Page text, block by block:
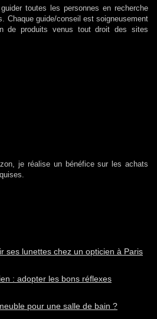
toutes les personnes en recherche
Chaque guide/conseil est soigneusement
de produits venus tout droit des sites
je réalise un bénéfice sur les achats
ses lunettes chez un opticien à Paris
: adopter les bons réflexes
pour une salle de bain ?